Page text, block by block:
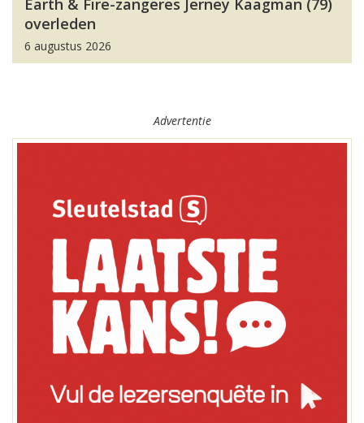
Earth & Fire-zangeres Jerney Kaagman (79)
overleden
6 augustus 2026
Advertentie